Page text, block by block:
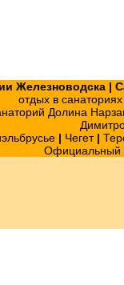
Железноводска |
отдых в
Долина
| Чегет|
Официальный